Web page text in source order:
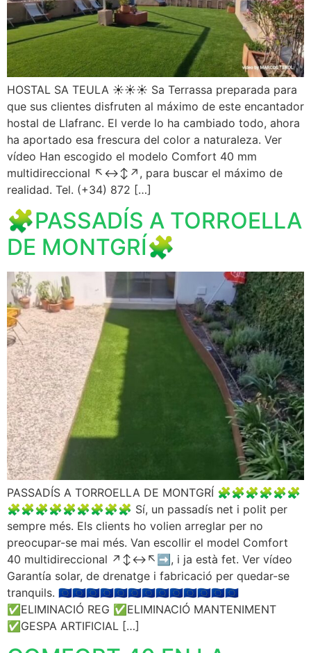
HOSTAL SA TEULA ☀️☀️☀️ Sa Terrassa preparada para
que sus clientes disfruten al máximo de este encantador
hostal de Llafranc. El verde lo ha cambiado todo, ahora
ha aportado esa frescura del color a naturaleza. Ver
vídeo Han escogido el modelo Comfort 40 mm
multidireccional ↖️↔️↕️↗️, para buscar el máximo de
realidad. Tel. (+34) 872 […]
🧩PASSADÍS A TORROELLA
DE MONTGRÍ🧩
PASSADÍS A TORROELLA DE MONTGRÍ 🧩🧩🧩🧩🧩🧩
🧩🧩🧩🧩🧩🧩🧩🧩🧩 Sí, un passadís net i polit per
sempre més. Els clients ho volien arreglar per no
preocupar-se mai més. Van escollir el model Comfort
40 multidireccional ↗️↕️↔️↖️➡️, i ja està fet. Ver vídeo
Garantía solar, de drenatge i fabricació per quedar-se
tranquils. 🇪🇺🇪🇺🇪🇺🇪🇺🇪🇺🇪🇺🇪🇺🇪🇺🇪🇺🇪🇺🇪🇺🇪🇺🇪🇺
✅ELIMINACIÓ REG ✅ELIMINACIÓ MANTENIMENT
✅GESPA ARTIFICIAL […]